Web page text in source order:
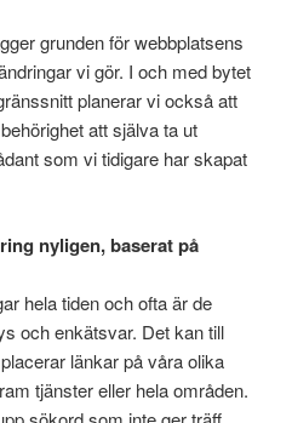
grunden för webbplatsens
vi gör. I och med bytet
planerar vi också att
att själva ta ut
som vi tidigare har skapat
nyligen, baserat på
hela tiden och ofta är de
och enkätsvar. Det kan till
länkar på våra olika
tjänster eller hela områden.